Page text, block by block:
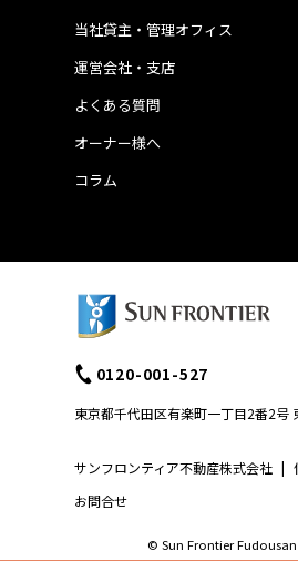
運営会社・支店
よくある質問
当社貸主・管理オフィス
オーナー様へ
コラム
サンフロンティア不動産株式会社 |
お問合せ
0120-001-527
東京都千代田区有楽町一丁目2番2号
© Sun Frontier